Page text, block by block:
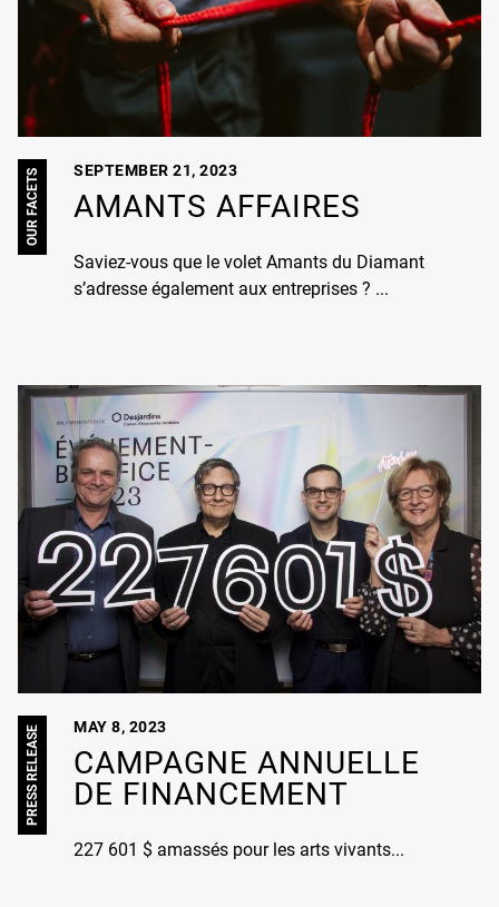
OUR FACETS AMANTS AFFAIRES
SEPTEMBER 21, 2023
Saviez-vous que le volet Amants du Diamant
s’adresse également aux entreprises ? ...
PRESS RELEASE
CAMPAGNE ANNUELLE
DE FINANCEMENT
MAY 8, 2023
227 601 $ amassés pour les arts vivants...